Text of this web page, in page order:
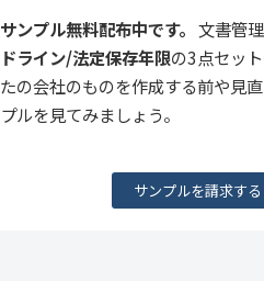
サンプル無料配布中です。 文書管理
ドライン/法定保存年限の3点セッ
たの会社のものを作成する前や見
プルを見てみましょう。
サンプルを請求する